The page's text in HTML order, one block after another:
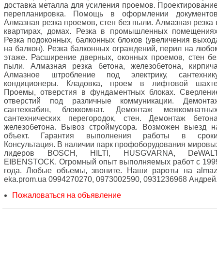
доставка металла для усиления проемов.
перепланировка. Помощь в оформлении
Алмазная резка проемов, стен без пыли. Алмазная резка
квартирах, домах. Резка в промышленных
Резка подоконных, балконных блоков (увеличения
на балкон). Резка балконных ограждений, перил на
этаже. Расширение дверных, оконных проемов, стен
пыли. Алмазная резка бетона, железобетона,
Алмазное штробление под электрику,
кондиционеры. Кладовка, проем в лифтовой
Проемы, отверстия в фундаментных блоках.
отверстий под различные коммуникации.
сантехкабин, блоккомнат. Демонтаж
сантехнических перегородок, стен. Демонтаж
железобетона. Вывоз строймусора. Возможен выезд
объект. Гарантия выполнения работы в
Консультация. В наличии парк профоборудования
лидеров BOSCH, HILTI, HUSGVARNA,
EIBENSTOCK. Огромный опыт выполняемых работ с
года. Любые объемы, звоните. Наши рароты на
eka.prom.ua 0994270270, 0973002590, 0931236968
Пожаловаться на объявление